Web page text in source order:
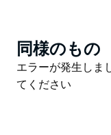
写真家、アーティ
ウォーカーは、ブ
ニークな土地を特
Product
List
同様のもの
Product
List
エラーが発生しま
てください